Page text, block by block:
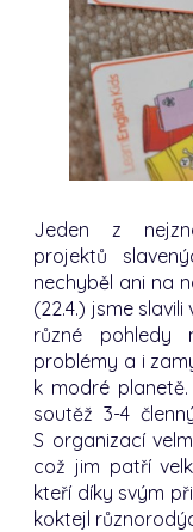
Jeden z
projektů
nechyběl ani na
(22.4.) jsme
různé pohledy
problémy a i
k modré
soutěž 3-4
S organizací
což jim patří
kteří díky svým
koktejl